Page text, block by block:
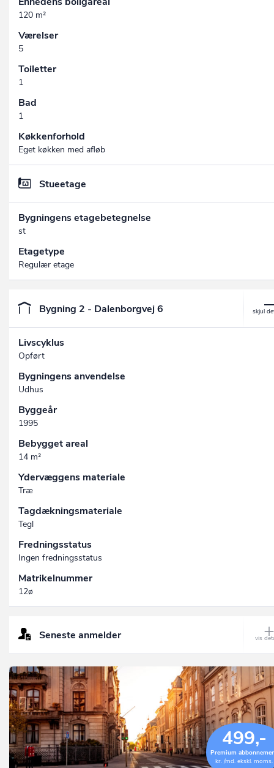
120 m²
Værelser
5
Toiletter
1
Bad
1
Køkkenforhold
Eget køkken med afløb
Stueetage
Bygningens etagebetegnelse
st
Etagetype
Regulær etage
Bygning 2 - Dalenborgvej 6
Livscyklus
Opført
Bygningens anvendelse
Udhus
Byggeår
1995
Bebygget areal
14 m²
Ydervæggens materiale
Træ
Tagdækningsmateriale
Tegl
Fredningsstatus
Ingen fredningsstatus
Matrikelnummer
12ø
Seneste anmelder
499,-
Premium
kr. /md. ekskl. moms.